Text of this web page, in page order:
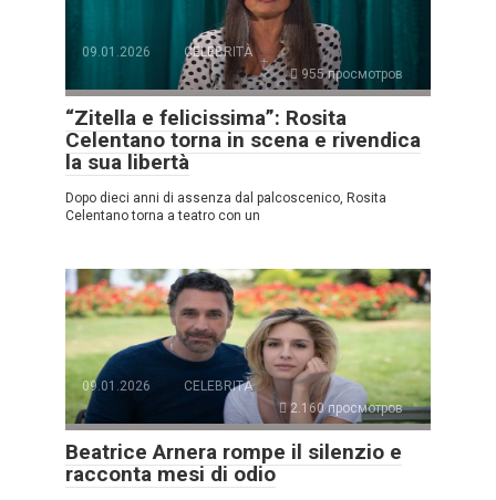
09.01.2026
CELEBRITÀ
955 просмотров
“Zitella e felicissima”: Rosita
Celentano torna in scena e rivendica
la sua libertà
Dopo dieci anni di assenza dal palcoscenico, Rosita
Celentano torna a teatro con un
09.01.2026
CELEBRITÀ
2.160 просмотров
Beatrice Arnera rompe il silenzio e
racconta mesi di odio